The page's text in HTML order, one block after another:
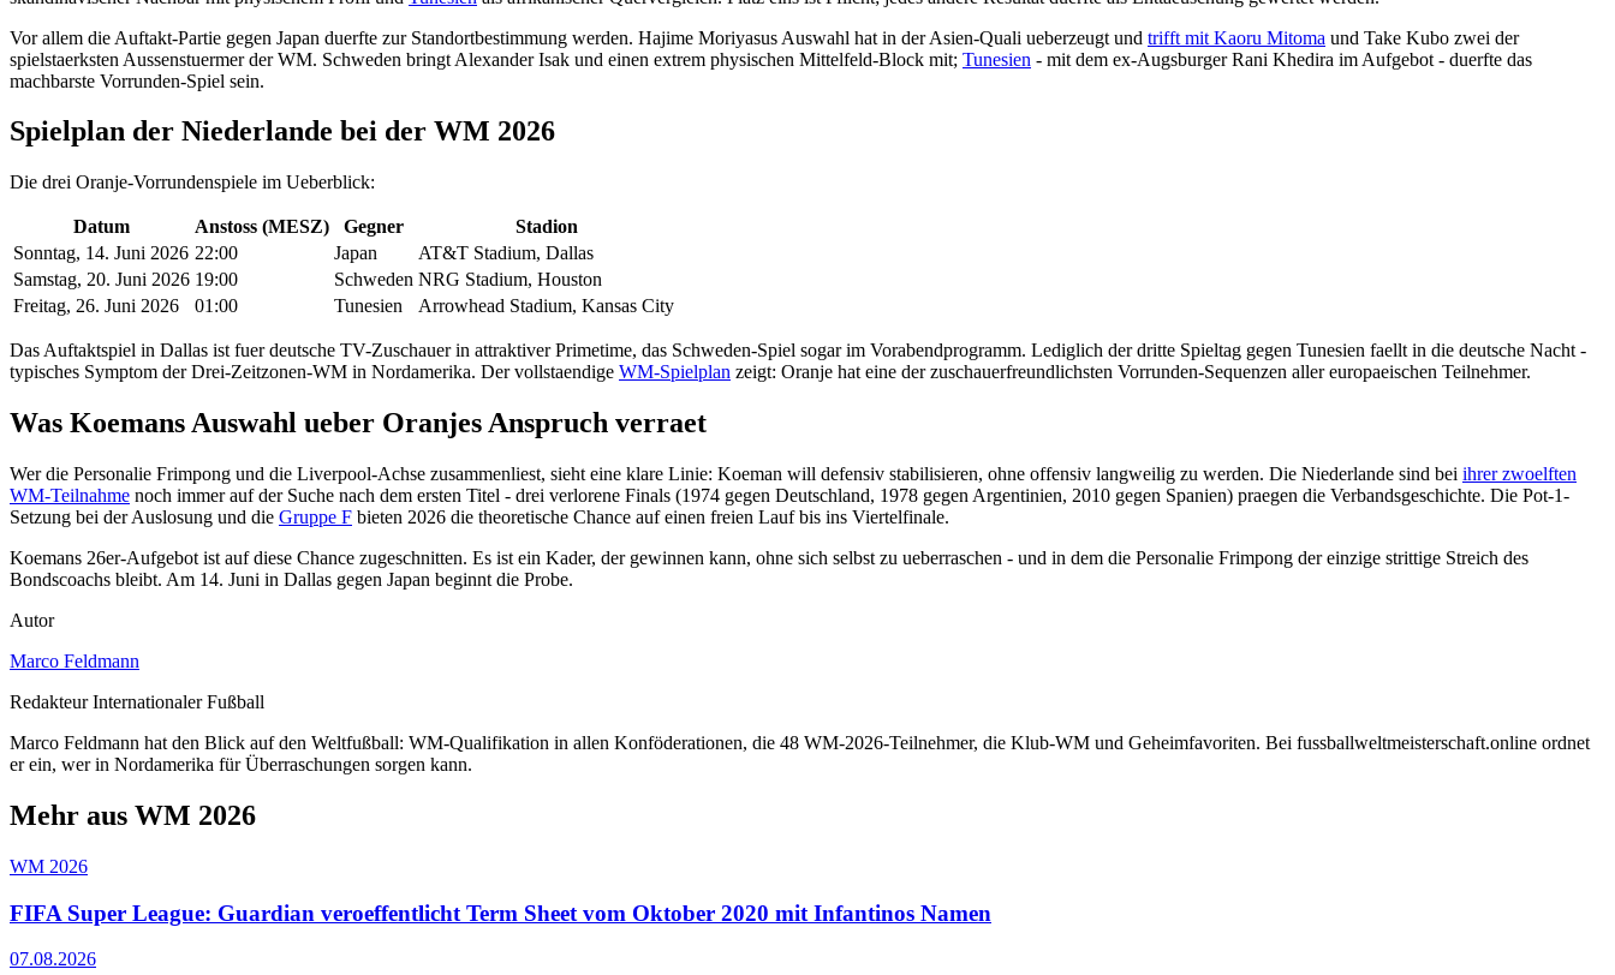
Vor allem die Auftakt-Partie gegen Japan duerfte zur Standortbestimmung werden. Hajime Moriyasus Auswahl hat in der Asien-Quali ueberzeugt und trifft mit Kaoru Mitoma und Take Kubo zwei der
spielstaerksten Aussenstuermer der WM. Schweden bringt Alexander Isak und einen extrem physischen Mittelfeld-Block mit; Tunesien - mit dem ex-Augsburger Rani Khedira im Aufgebot - duerfte das
machbarste Vorrunden-Spiel sein.
Spielplan der Niederlande bei der WM 2026
Die drei Oranje-Vorrundenspiele im Ueberblick:
Datum Anstoss (MESZ) Gegner
Stadion
Sonntag, 14. Juni 2026 22:00 Japan
AT&T Stadium, Dallas
Samstag, 20. Juni 2026 19:00 Schweden NRG Stadium, Houston
Freitag, 26. Juni 2026
01:00 Tunesien Arrowhead Stadium, Kansas City
Das Auftaktspiel in Dallas ist fuer deutsche TV-Zuschauer in attraktiver Primetime, das Schweden-Spiel sogar im Vorabendprogramm. Lediglich der dritte Spieltag gegen Tunesien faellt in die deutsche Nacht -
typisches Symptom der Drei-Zeitzonen-WM in Nordamerika. Der vollstaendige WM-Spielplan zeigt: Oranje hat eine der zuschauerfreundlichsten Vorrunden-Sequenzen aller europaeischen Teilnehmer.
Was Koemans Auswahl ueber Oranjes Anspruch verraet
Wer die Personalie Frimpong und die Liverpool-Achse zusammenliest, sieht eine klare Linie: Koeman will defensiv stabilisieren, ohne offensiv langweilig zu werden. Die Niederlande sind bei ihrer zwoelften
WM-Teilnahme noch immer auf der Suche nach dem ersten Titel - drei verlorene Finals (1974 gegen Deutschland, 1978 gegen Argentinien, 2010 gegen Spanien) praegen die Verbandsgeschichte. Die Pot-1-
Setzung bei der Auslosung und die Gruppe F bieten 2026 die theoretische Chance auf einen freien Lauf bis ins Viertelfinale.
Koemans 26er-Aufgebot ist auf diese Chance zugeschnitten. Es ist ein Kader, der gewinnen kann, ohne sich selbst zu ueberraschen - und in dem die Personalie Frimpong der einzige strittige Streich des
Bondscoachs bleibt. Am 14. Juni in Dallas gegen Japan beginnt die Probe.
Autor
Marco Feldmann
Redakteur Internationaler Fußball
Marco Feldmann hat den Blick auf den Weltfußball: WM-Qualifikation in allen Konföderationen, die 48 WM-2026-Teilnehmer, die Klub-WM und Geheimfavoriten. Bei fussballweltmeisterschaft.online ordnet
er ein, wer in Nordamerika für Überraschungen sorgen kann.
Mehr aus WM 2026
WM 2026
FIFA Super League: Guardian veroeffentlicht Term Sheet vom Oktober 2020 mit Infantinos Namen
07.08.2026